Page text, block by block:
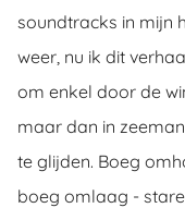
soundtracks in mijn
weer, nu ik dit
om enkel door de
maar dan in
te glijden. Boeg
boeg omlaag -